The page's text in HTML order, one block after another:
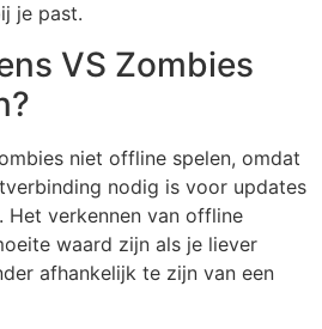
je past.
VS Zombies
niet offline spelen, omdat
nodig is voor updates
Het verkennen van offline
waard zijn als je liever
afhankelijk te zijn van een